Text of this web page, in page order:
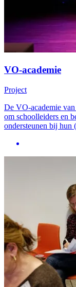
VO-academie
Project
De VO-academie
om schoolleiders en
ondersteunen bij hun